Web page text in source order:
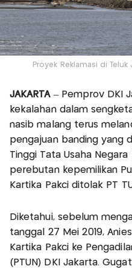
Proyek Reklamasi di
JAKARTA– Pemprov DKI
kekalahan dalam
nasib malang terus
pengajuan banding yang
Tinggi Tata Usaha
perebutan kepemilikan
Kartika Pakci ditolak PT
Diketahui, sebelum
tanggal 27 Mei 2019,
Kartika Pakci ke
(PTUN) DKI Jakarta.